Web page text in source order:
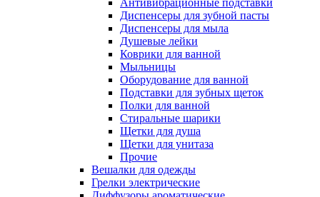
Антивибрационные подставки
Диспенсеры для зубной пасты
Диспенсеры для мыла
Душевые лейки
Коврики для ванной
Мыльницы
Оборудование для ванной
Подставки для зубных щеток
Полки для ванной
Стиральные шарики
Щетки для душа
Щетки для унитаза
Прочие
Вешалки для одежды
Грелки электрические